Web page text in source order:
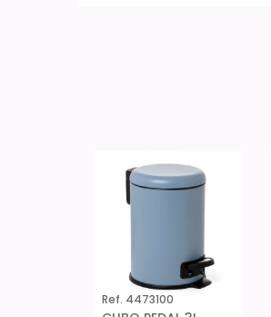
Ref. 4473100